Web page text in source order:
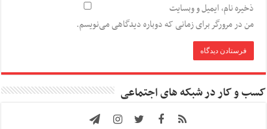
ذخیره نام، ایمیل و وبسایت
من در مرورگر برای زمانی که دوباره دیدگاهی می‌نویسم.
کسب و کار در شبکه های اجتماعی